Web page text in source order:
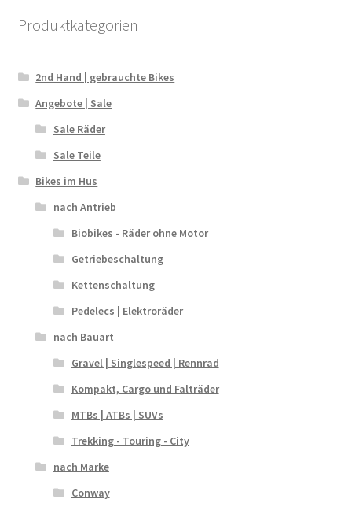
Produktkategorien
2nd Hand | gebrauchte Bikes
Angebote | Sale
Sale Räder
Sale Teile
Bikes im Hus
nach Antrieb
Biobikes - Räder ohne Motor
Getriebeschaltung
Kettenschaltung
Pedelecs | Elektroräder
nach Bauart
Gravel | Singlespeed | Rennrad
Kompakt, Cargo und Falträder
MTBs | ATBs | SUVs
Trekking - Touring - City
nach Marke
Conway